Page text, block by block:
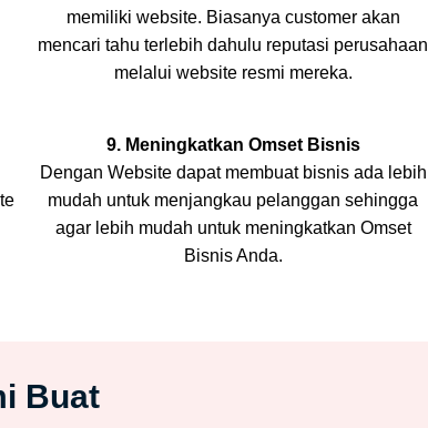
memiliki website. Biasanya customer akan
mencari tahu terlebih dahulu reputasi perusahaan
melalui website resmi mereka.
9. Meningkatkan Omset Bisnis
Dengan Website dapat membuat bisnis ada lebih
mudah untuk menjangkau pelanggan sehingga
agar lebih mudah untuk meningkatkan Omset
Bisnis Anda.
Buat